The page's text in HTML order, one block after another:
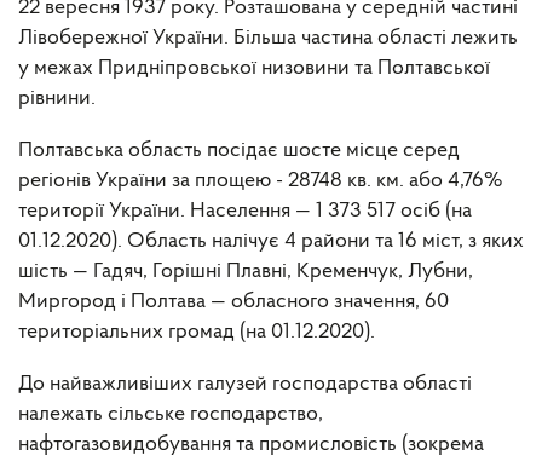
22 вересня 1937 року. Розташована у середній частині
Лівобережної України. Більша частина області лежить
у межах Придніпровської низовини та Полтавської
рівнини.
Полтавська область посідає шосте місце серед
регіонів України за площею - 28748 кв. км. або 4,76%
території України. Населення — 1 373 517 осіб (на
01.12.2020). Область налічує 4 райони та 16 міст, з яких
шість — Гадяч, Горішні Плавні, Кременчук, Лубни,
Миргород і Полтава — обласного значення, 60
територіальних громад (на 01.12.2020).
До найважливіших галузей господарства області
належать сільське господарство,
нафтогазовидобування та промисловість (зокрема